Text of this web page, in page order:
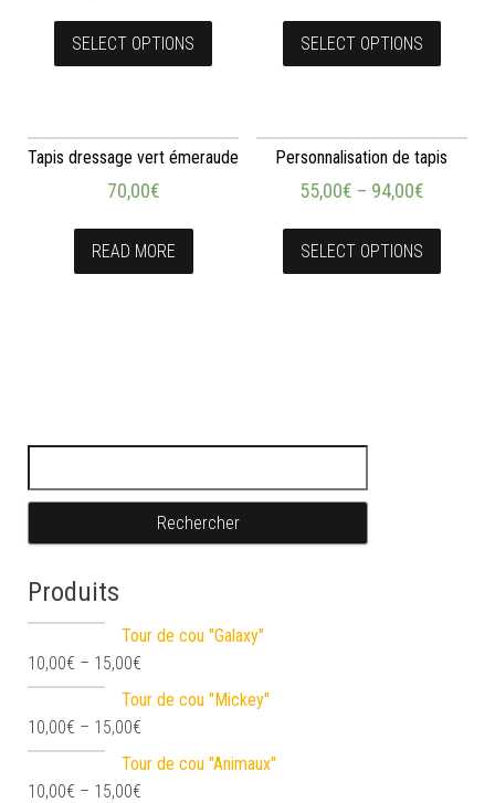
SELECT OPTIONS SELECT OPTIONS
Tapis dressage vert émeraude
70,00€
READ MORE
Personnalisation de tapis
55,00€ – 94,00€
SELECT OPTIONS
Produits
Tour de cou "Galaxy"
10,00€ – 15,00€
Tour de cou "Mickey"
10,00€ – 15,00€
Tour de cou "Animaux"
10,00€ – 15,00€